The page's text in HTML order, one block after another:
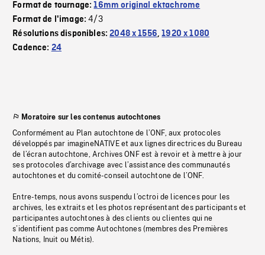
Format de tournage:16mm original ektachrome
Format de l'image:4/3
Résolutions disponibles:2048 x 1556,1920 x 1080
Cadence: 24
Moratoire sur les contenus autochtones
Conformément au Plan autochtone de l’ONF, aux protocoles
développés par imagineNATIVE et aux lignes directrices du Bureau
de l’écran autochtone, Archives ONF est à revoir et à mettre à jour
ses protocoles d’archivage avec l’assistance des communautés
autochtones et du comité-conseil autochtone de l’ONF.
Entre-temps, nous avons suspendu l’octroi de licences pour les
archives, les extraits et les photos représentant des participants et
participantes autochtones à des clients ou clientes qui ne
s’identifient pas comme Autochtones (membres des Premières
Nations, Inuit ou Métis).